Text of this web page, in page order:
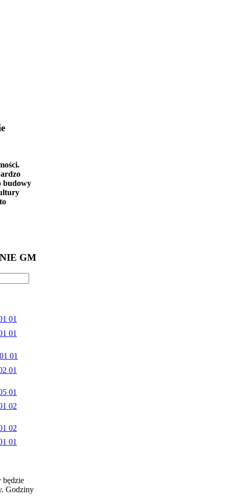
budowy
GM
będzie
Godziny